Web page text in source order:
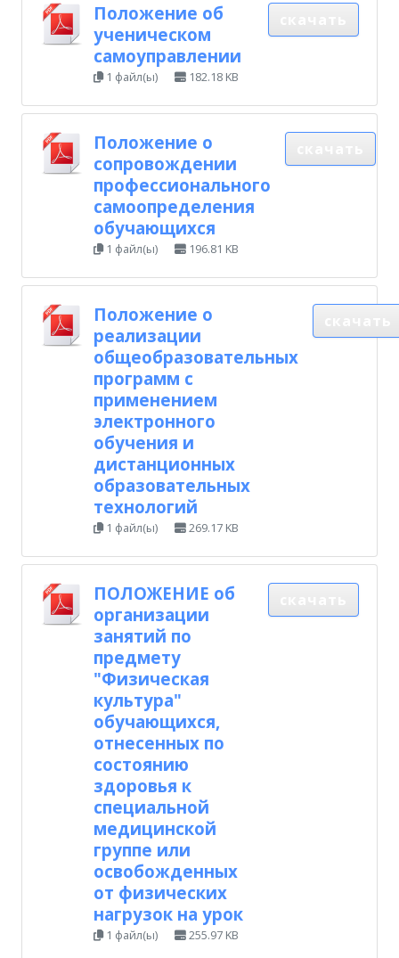
Положение об
ученическом
самоуправлении
1 файл(ы) 182.18 KB
Положение о
сопровождении
профессионального
самоопределения
обучающихся
1 файл(ы) 196.81 KB
Положение о
реализации
общеобразовательных
программ с
применением
электронного
обучения и
дистанционных
образовательных
технологий
1 файл(ы) 269.17 KB
ПОЛОЖЕНИЕ об
организации
занятий по
предмету
"Физическая
культура"
обучающихся,
отнесенных по
состоянию
здоровья к
специальной
медицинской
группе или
освобожденных
от физических
нагрузок на урок
1 файл(ы) 255.97 KB